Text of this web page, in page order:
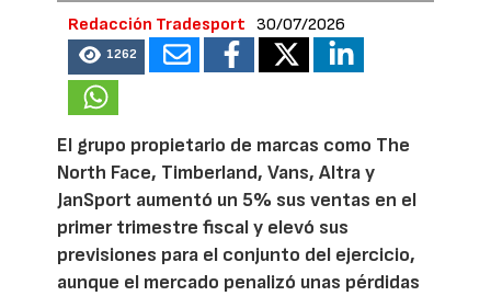
Redacción Tradesport 30/07/2026
1262
El grupo propietario de marcas como The
North Face, Timberland, Vans, Altra y
JanSport aumentó un 5% sus ventas en el
primer trimestre fiscal y elevó sus
previsiones para el conjunto del ejercicio,
aunque el mercado penalizó unas pérdidas